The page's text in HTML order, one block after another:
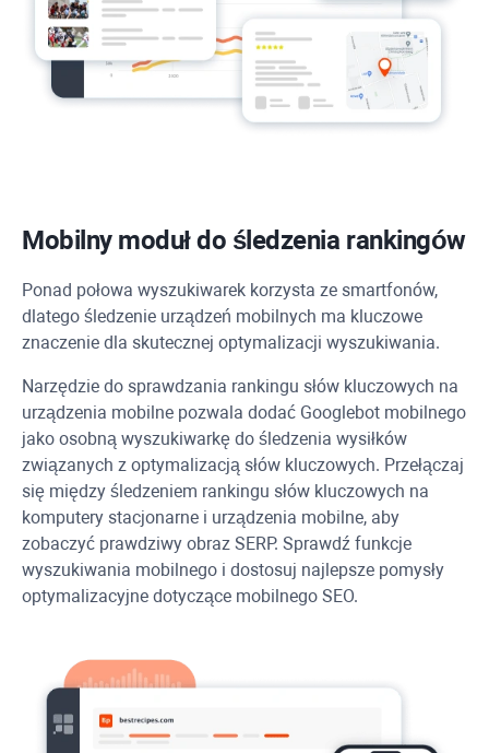
Mobilny moduł do śledzenia rankingów
Ponad połowa wyszukiwarek korzysta ze smartfonów,
dlatego śledzenie urządzeń mobilnych ma kluczowe
znaczenie dla skutecznej optymalizacji wyszukiwania.
Narzędzie do sprawdzania rankingu słów kluczowych na
urządzenia mobilne pozwala dodać Googlebot mobilnego
jako osobną wyszukiwarkę do śledzenia wysiłków
związanych z optymalizacją słów kluczowych. Przełączaj
się między śledzeniem rankingu słów kluczowych na
komputery stacjonarne i urządzenia mobilne, aby
zobaczyć prawdziwy obraz SERP. Sprawdź funkcje
wyszukiwania mobilnego i dostosuj najlepsze pomysły
optymalizacyjne dotyczące mobilnego SEO.